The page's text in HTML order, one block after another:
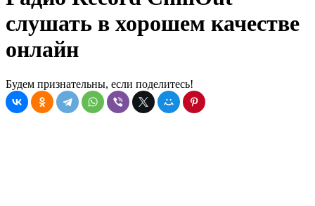
слушать в хорошем качестве
онлайн
Будем признательны, если поделитесь!